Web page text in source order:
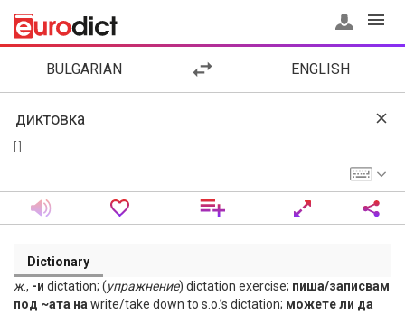
BULGARIAN ENGLISH
Dictionary
ж., -и dictation; (упражнение) dictation exercise; пиша/записвам
под ~ата на write/take down to s.o.’s dictation; можете ли да